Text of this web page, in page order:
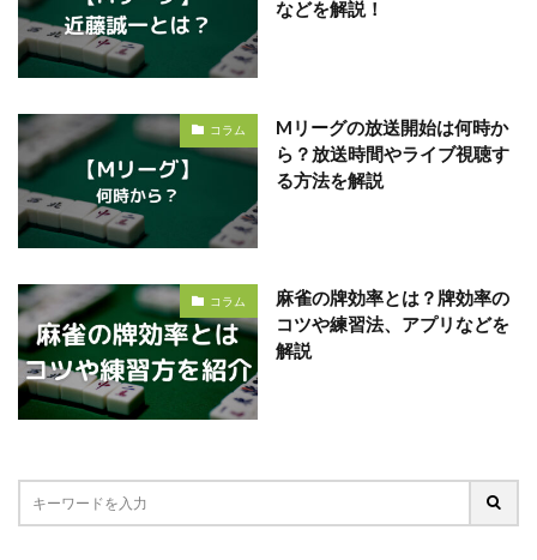
などを解説！
コラム
Mリーグの放送開始は何時か
ら？放送時間やライブ視聴す
る方法を解説
コラム
麻雀の牌効率とは？牌効率の
コツや練習法、アプリなどを
解説